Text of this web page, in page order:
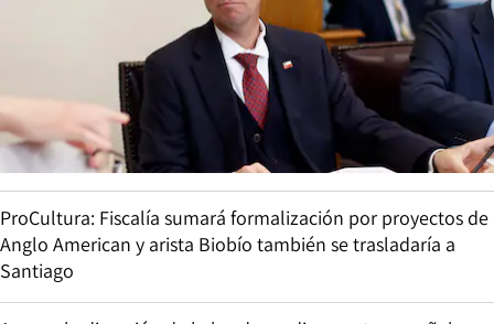
ProCultura: Fiscalía sumará formalización por proyectos de
Anglo American y arista Biobío también se trasladaría a
Santiago